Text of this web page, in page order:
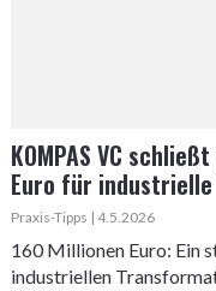
KOMPAS VC
Euro für industrielle
Praxis-Tipps | 4.5.2026
160 Millionen Euro: Ein
industriellen